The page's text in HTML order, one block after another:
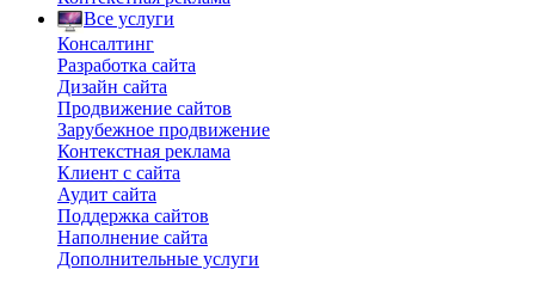
Все услуги
Консалтинг
Разработка сайта
Дизайн сайта
Продвижение сайтов
Зарубежное продвижение
Контекстная реклама
Клиент с сайта
Аудит сайта
Поддержка сайтов
Наполнение сайта
Дополнительные услуги